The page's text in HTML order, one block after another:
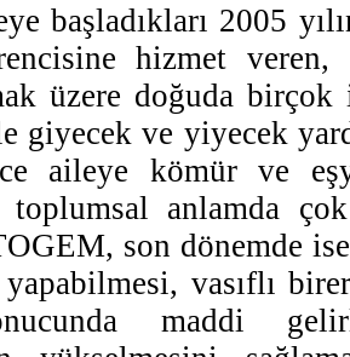
başladıkları 2005
hizmet veren,
üzere doğuda
giyecek ve yiyecek
aileye kömür ve
anlamda
son dönemde ise
vasıflı
maddi